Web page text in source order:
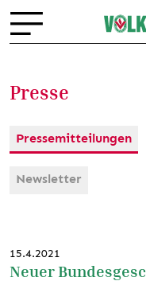
Presse
Pressemitteilungen
Newsletter
15.4.2021
Neuer